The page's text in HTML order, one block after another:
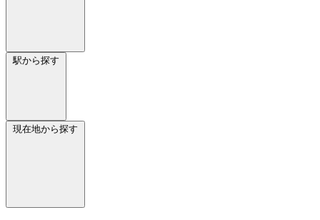
駅から探す
現在地から探す